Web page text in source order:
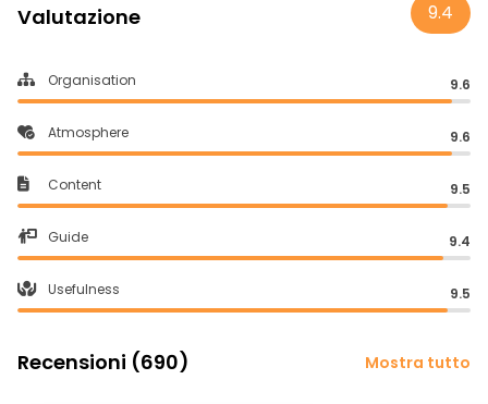
Valutazione 9.4
Organisation 9.6
Atmosphere 9.6
Content 9.5
Guide 9.4
Usefulness 9.5
Recensioni (690) Mostra tutto